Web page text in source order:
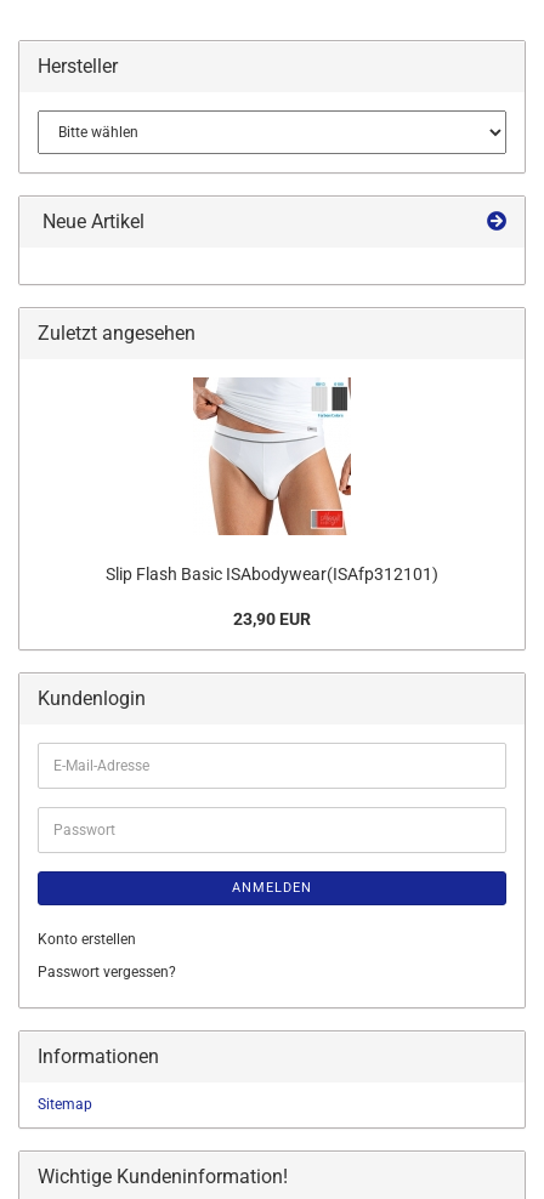
Hersteller
Neue Artikel
Zuletzt angesehen
Slip Flash Basic ISAbodywear(ISAfp312101)
23,90 EUR
Kundenlogin
E-
Mail-
Adresse
Passwort
ANMELDEN
Konto erstellen
Passwort vergessen?
Informationen
Sitemap
Wichtige Kundeninformation!